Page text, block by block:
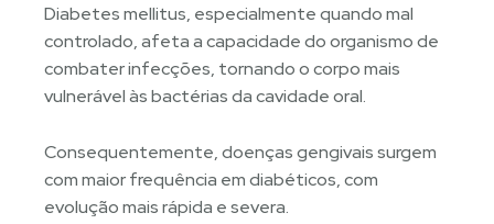
Diabetes mellitus, especialmente quando mal
controlado, afeta a capacidade do organismo de
combater infecções, tornando o corpo mais
vulnerável às bactérias da cavidade oral.
Consequentemente, doenças gengivais surgem
com maior frequência em diabéticos, com
evolução mais rápida e severa.